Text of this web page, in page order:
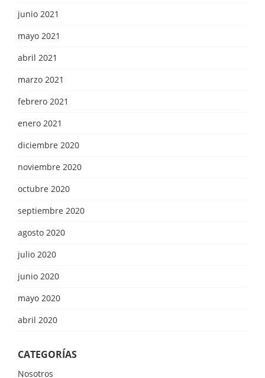
junio 2021
mayo 2021
abril 2021
marzo 2021
febrero 2021
enero 2021
diciembre 2020
noviembre 2020
octubre 2020
septiembre 2020
agosto 2020
julio 2020
junio 2020
mayo 2020
abril 2020
CATEGORÍAS
Nosotros